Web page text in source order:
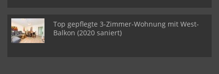
Top gepflegte 3-Zimmer-Wohnung mit West-
Balkon (2020 saniert)